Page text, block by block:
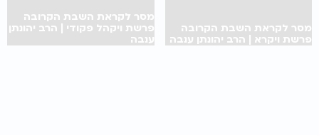
מסר לקראת השבת הקרובה
פרשת ויקרא | הרב יהונתן ענבה
מסר לקראת השבת הקרובה
פרשת ויקהל פקודי | הרב יהונתן
ענבה